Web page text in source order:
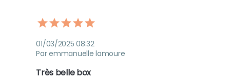
01/03/2025 08:32
Par emmanuelle lamoure
Très belle box